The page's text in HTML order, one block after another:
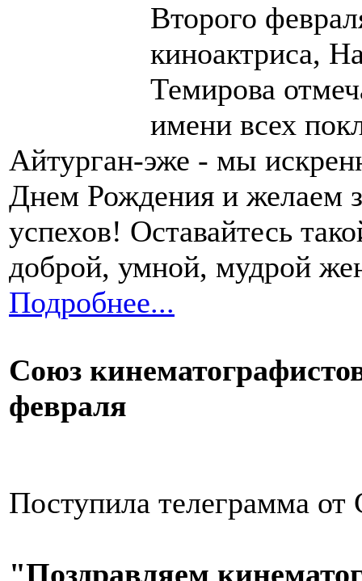
Второго
киноактриса,
Темирова
имени всех
Айтурган-эже - мы
Днем Рождения и желаем
успехов! Оставайтесь
доброй, умной, мудрой
Подробнее...
Союз
февраля
Поступила телеграмма
"Поздравляем